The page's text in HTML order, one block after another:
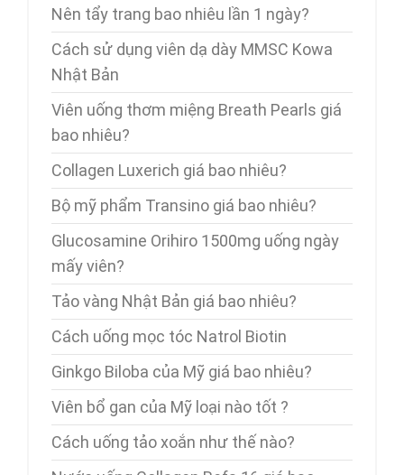
Nên tẩy trang bao nhiêu lần 1 ngày?
Cách sử dụng viên dạ dày MMSC Kowa
Nhật Bản
Viên uống thơm miệng Breath Pearls giá
bao nhiêu?
Collagen Luxerich giá bao nhiêu?
Bộ mỹ phẩm Transino giá bao nhiêu?
Glucosamine Orihiro 1500mg uống ngày
mấy viên?
Tảo vàng Nhật Bản giá bao nhiêu?
Cách uống mọc tóc Natrol Biotin
Ginkgo Biloba của Mỹ giá bao nhiêu?
Viên bổ gan của Mỹ loại nào tốt ?
Cách uống tảo xoắn như thế nào?